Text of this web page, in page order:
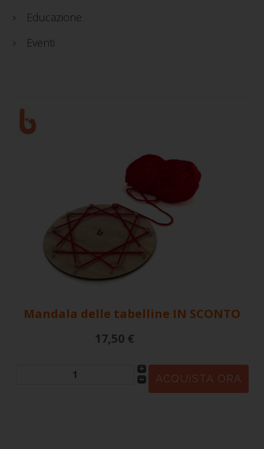
Educazione
Eventi
Mandala delle tabelline IN SCONTO
17,50 €